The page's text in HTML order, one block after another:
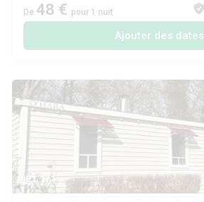
De 48 € pour 1 nuit
Ajouter des dates
1/1